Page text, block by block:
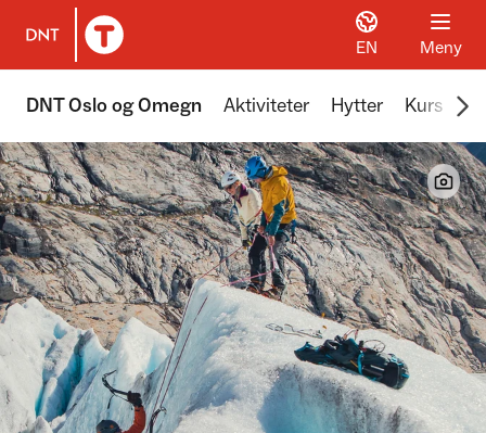
Til DNT.no forside
EN Meny
DNT Oslo og Omegn Aktiviteter Hytter Kurs